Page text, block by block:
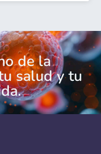
de la
salud y tu